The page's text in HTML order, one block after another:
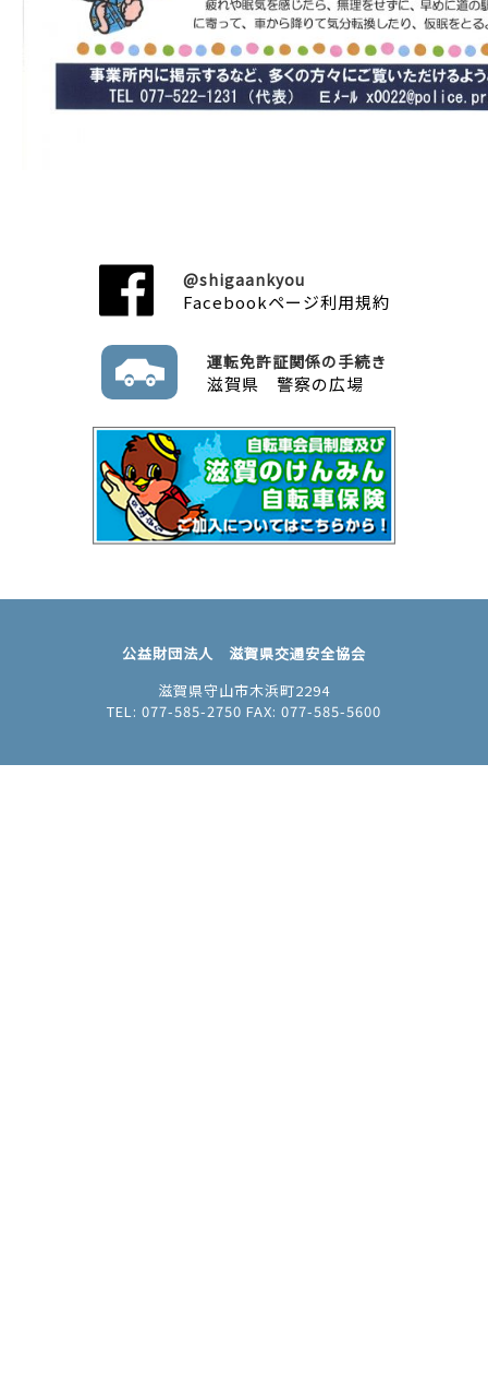
@shigaankyou
Facebookページ利用規約
運転免許証関係の手続き
滋賀県 警察の広場
公益財団法人 滋賀県交通安全協会
滋賀県守山市木浜町2294
TEL: 077-585-2750 FAX: 077-585-5600